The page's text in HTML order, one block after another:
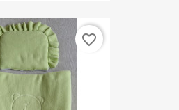
favorite_border